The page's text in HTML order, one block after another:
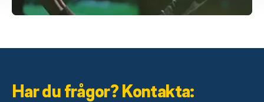
Har du frågor? Kontakta: